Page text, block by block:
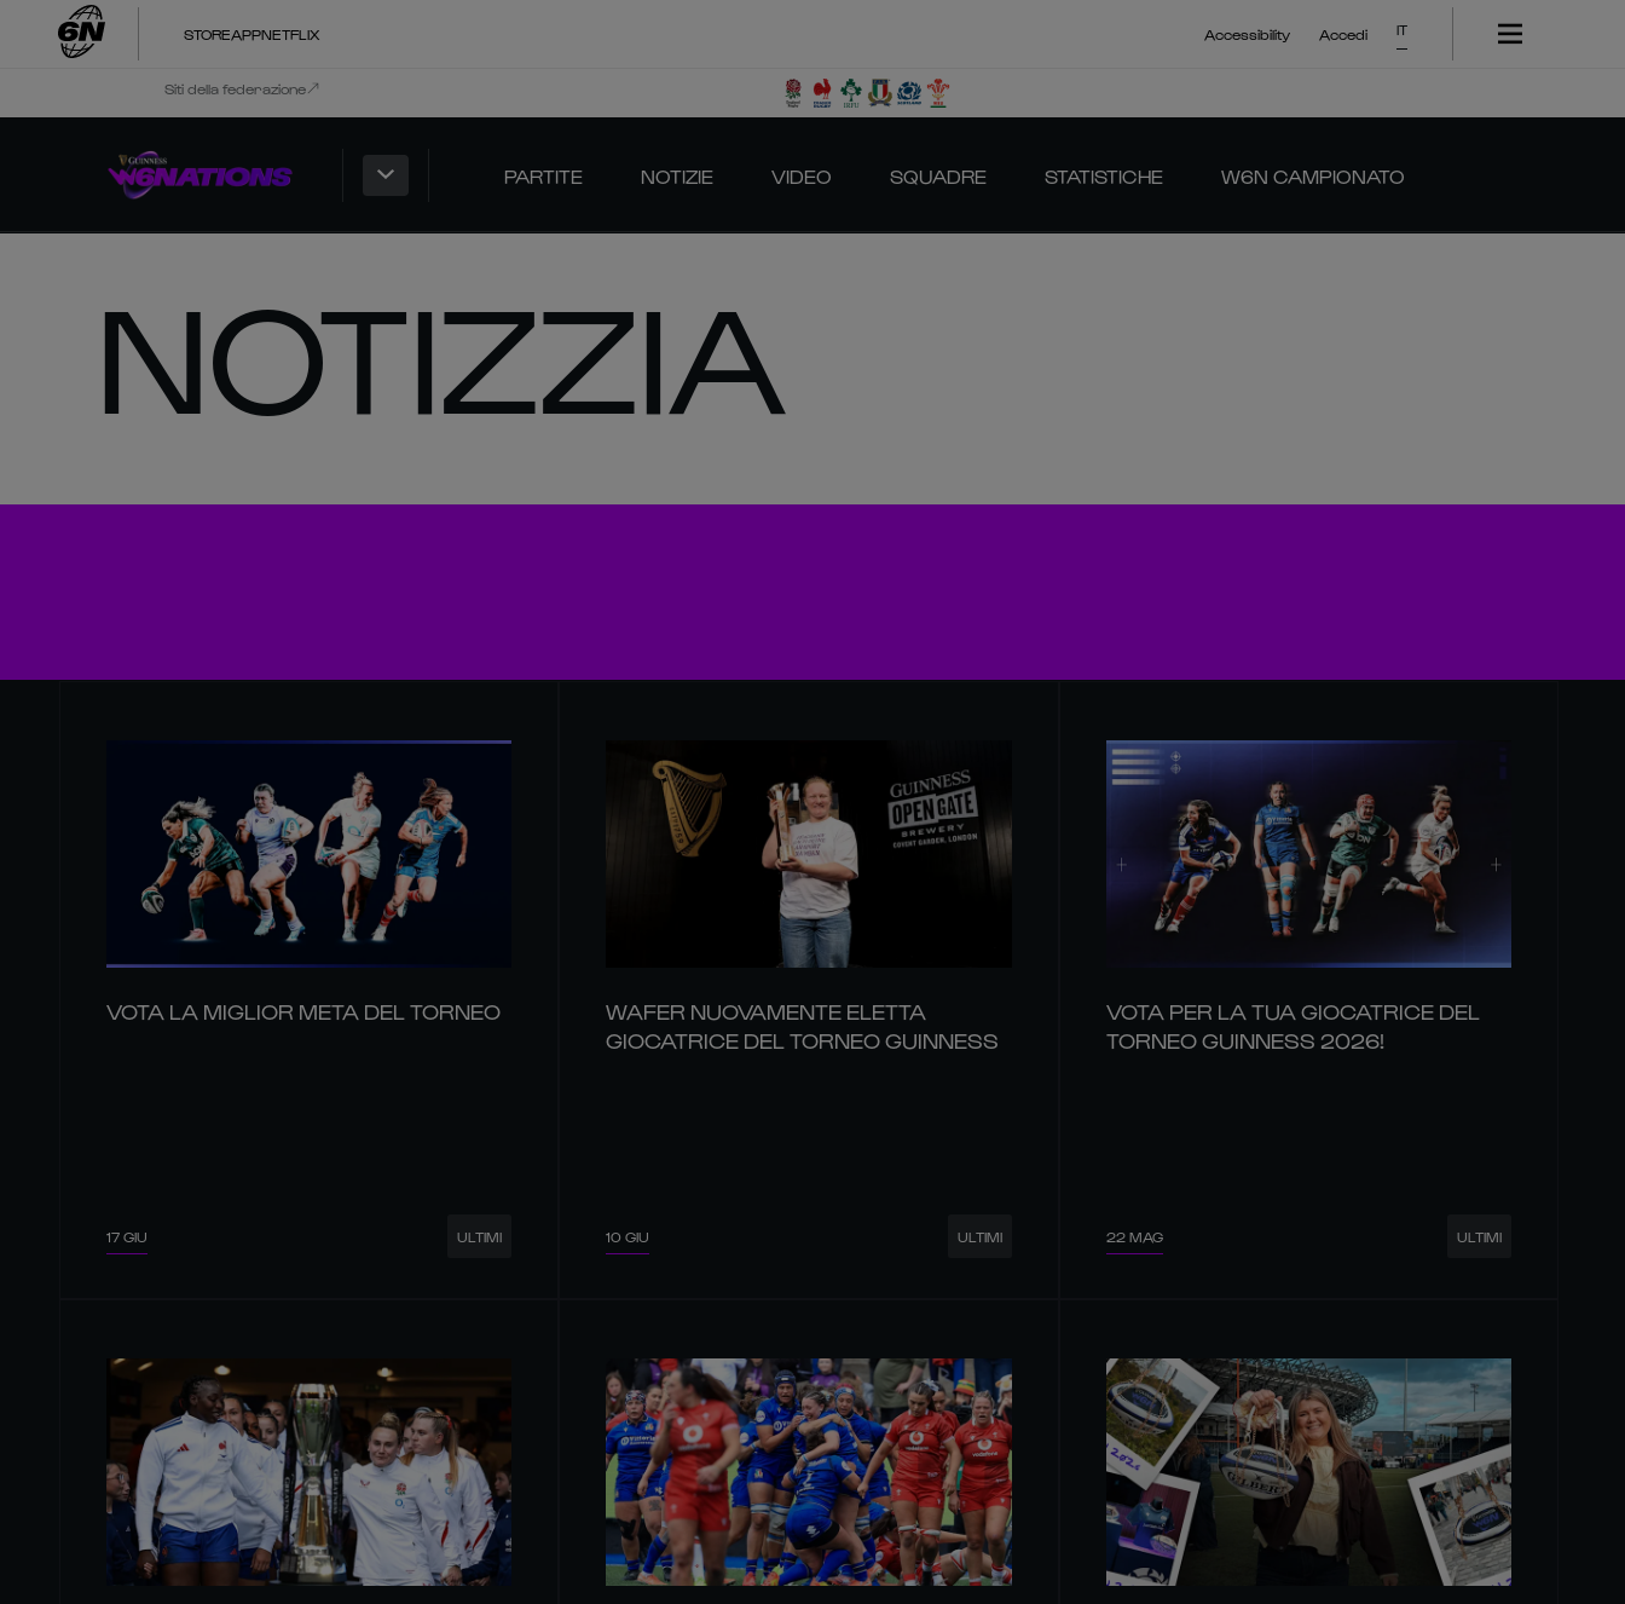
STOREAPPNETFLIX Accessibility Accedi IT
Siti della federazione
PARTITE NOTIZIE VIDEO SQUADRE STATISTICHE W6N CAMPIONATO
NOTIZZIA
VOTA LA MIGLIOR META DEL TORNEO
17 GIU ULTIMI
WAFER NUOVAMENTE ELETTA
GIOCATRICE DEL TORNEO GUINNESS
10 GIU ULTIMI
VOTA PER LA TUA GIOCATRICE DEL
TORNEO GUINNESS 2026!
22 MAG ULTIMI